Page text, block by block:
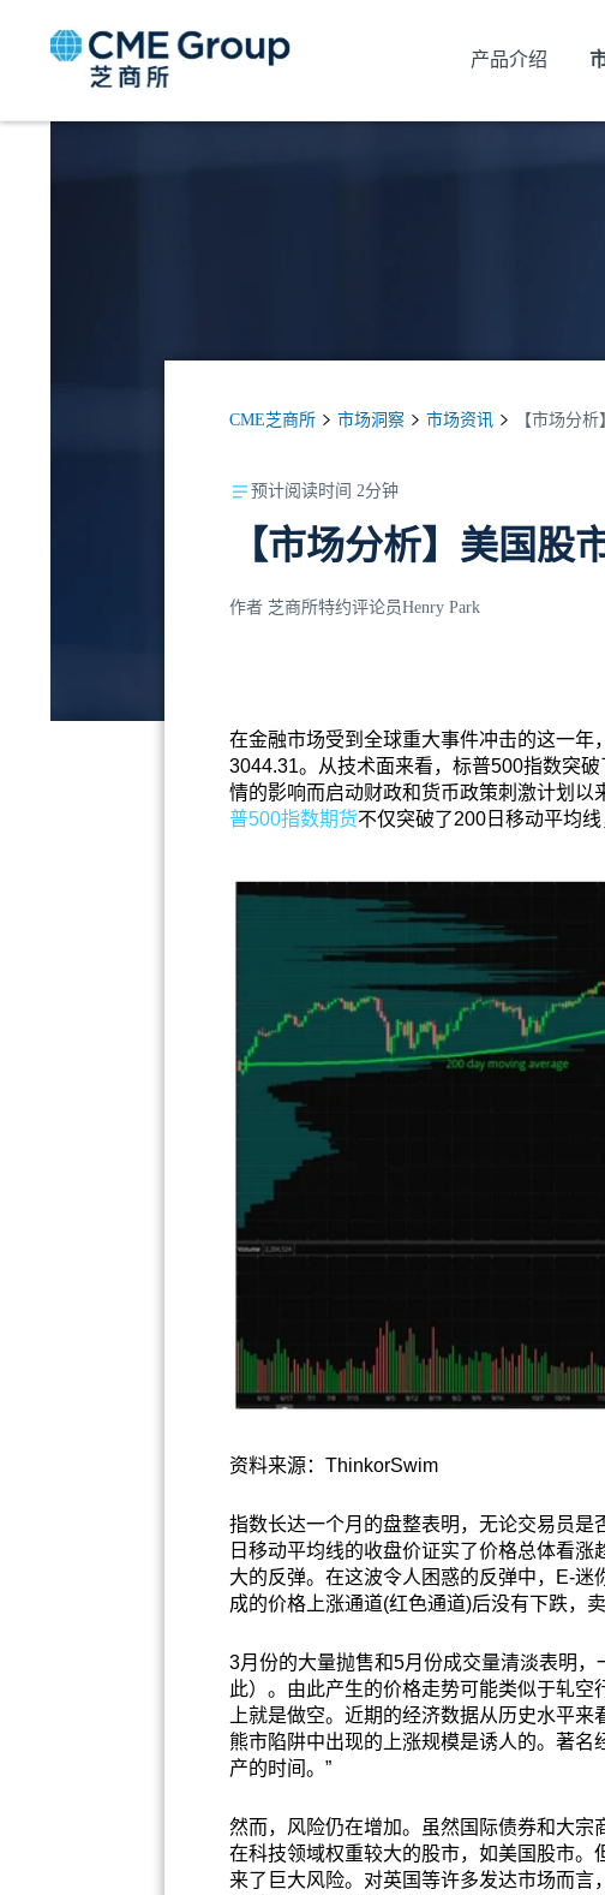
产品介绍
CME芝商所 市场洞察 市场资讯 【市场分
预计阅读时间 2分钟
【市场分析】美国股
作者 芝商所特约评论员Henry Park
在金融市场受到全球重大事件冲击的这一
3044.31。从技术面来看，标普500指数突
情的影响而启动财政和货币政策刺激计划以
普500指数期货不仅突破了200日移动平均
资料来源：ThinkorSwim
指数长达一个月的盘整表明，无论交易员
日移动平均线的收盘价证实了价格总体看
大的反弹。在这波令人困惑的反弹中，E-迷
成的价格上涨通道(红色通道)后没有下跌，卖
3月份的大量抛售和5月份成交量清淡表明
此）。由此产生的价格走势可能类似于轧
上就是做空。近期的经济数据从历史水平
熊市陷阱中出现的上涨规模是诱人的。著名
产的时间。”
然而，风险仍在增加。虽然国际债券和大
在科技领域权重较大的股市，如美国股市
来了巨大风险。对英国等许多发达市场而